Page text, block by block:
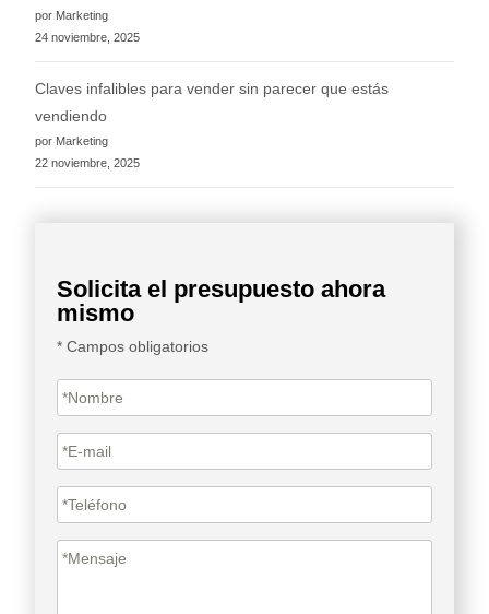
por Marketing
24 noviembre, 2025
Claves infalibles para vender sin parecer que estás
vendiendo
por Marketing
22 noviembre, 2025